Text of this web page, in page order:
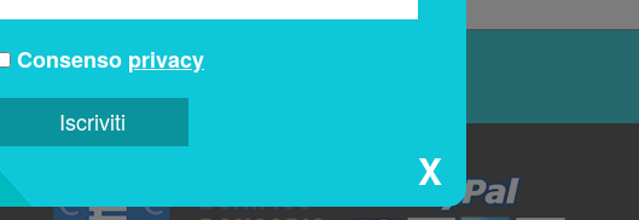
X
Consenso privacy